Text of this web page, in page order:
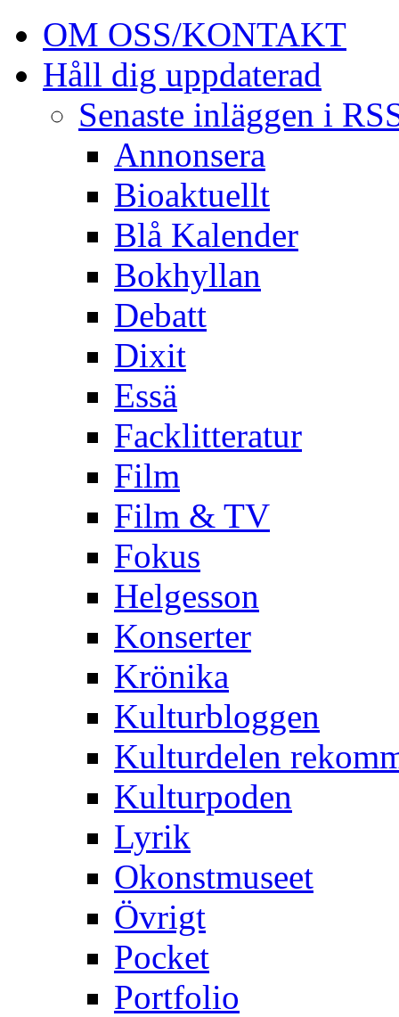
OM OSS/KONTAKT
Håll dig uppdaterad
Senaste inläggen i
Annonsera
Bioaktuellt
Blå Kalender
Bokhyllan
Debatt
Dixit
Essä
Facklitteratur
Film
Film & TV
Fokus
Helgesson
Konserter
Krönika
Kulturbloggen
Kulturdelen
Kulturpoden
Lyrik
Okonstmuseet
Övrigt
Pocket
Portfolio